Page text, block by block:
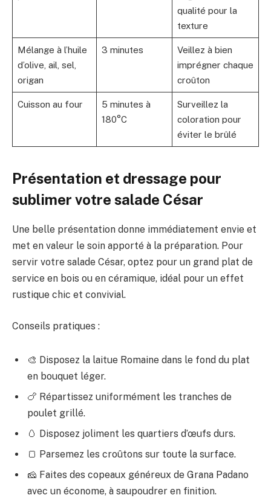
qualité pour la
texture
Mélange à l’huile
d’olive, ail, sel,
origan
3 minutes
Veillez à bien
imprégner chaque
croûton
Cuisson au four
5 minutes à
180°C
Surveillez la
coloration pour
éviter le brûlé
Présentation et dressage pour
sublimer votre salade César
Une belle présentation donne immédiatement envie et
met en valeur le soin apporté à la préparation. Pour
servir votre salade César, optez pour un grand plat de
service en bois ou en céramique, idéal pour un effet
rustique chic et convivial.
Conseils pratiques :
🎨 Disposez la laitue Romaine dans le fond du plat
en bouquet léger.
🍗 Répartissez uniformément les tranches de
poulet grillé.
🥚 Disposez joliment les quartiers d’œufs durs.
🍞 Parsemez les croûtons sur toute la surface.
🧀 Faites des copeaux généreux de Grana Padano
avec un économe, à saupoudrer en finition.